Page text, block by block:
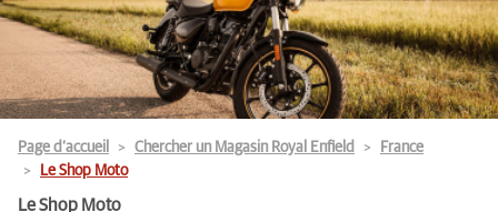
Page d’accueil Chercher un Magasin Royal Enfield
France
Le Shop Moto
Le Shop Moto